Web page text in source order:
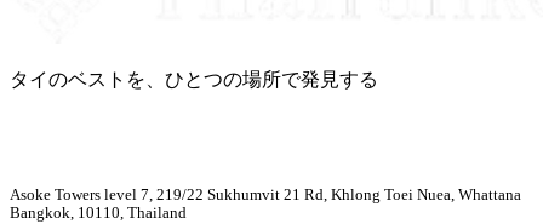
タイのベストを、ひとつの場所で発見する
Asoke Towers level 7, 219/22 Sukhumvit 21 Rd, Khlong Toei Nuea, Whattana
Bangkok, 10110, Thailand